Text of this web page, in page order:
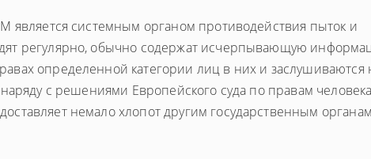
является системным органом противодействия пыток и
регулярно, обычно содержат исчерпывающую
определенной категории лиц в них и заслушиваются
с решениями Европейского суда по правам
немало хлопот другим государственным